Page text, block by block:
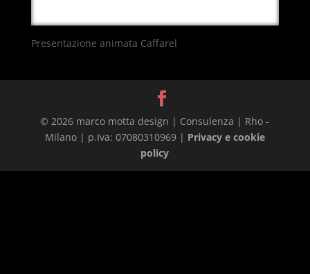
Presentazione animata Caffarel
© 2026 marco motta design | Consulenza | Rho -
Milano | p.Iva: 07080310969 | Privacy e cookie
policy